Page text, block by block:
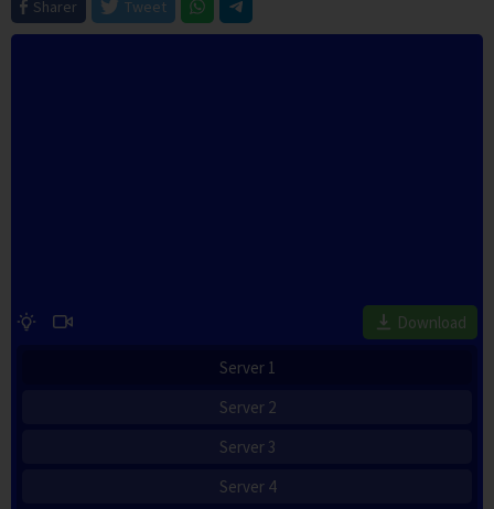
Sharer
Tweet
Download
Server 1
Server 2
Server 3
Server 4